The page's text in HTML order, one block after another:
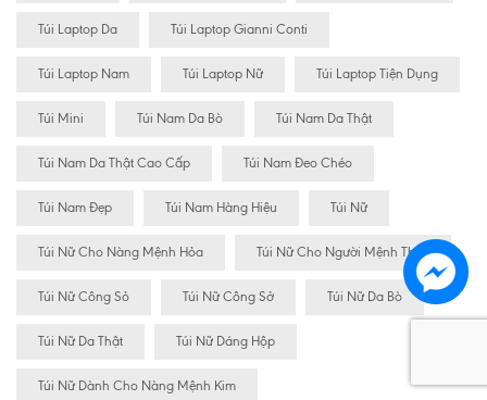
Túi Laptop Da Túi Laptop Gianni Conti
Túi Laptop Nam Túi Laptop Nữ Túi Laptop Tiện Dụng
Túi Mini Túi Nam Da Bò Túi Nam Da Thật
Túi Nam Da Thật Cao Cấp Túi Nam Đeo Chéo
Túi Nam Đẹp Túi Nam Hàng Hiệu Túi Nữ
Túi Nữ Cho Nàng Mệnh Hỏa Túi Nữ Cho Người Mệnh Thủy
Túi Nữ Công Sỏ Túi Nữ Công Sở Túi Nữ Da Bò
Túi Nữ Da Thật Túi Nữ Dáng Hộp
Túi Nữ Dành Cho Nàng Mệnh Kim